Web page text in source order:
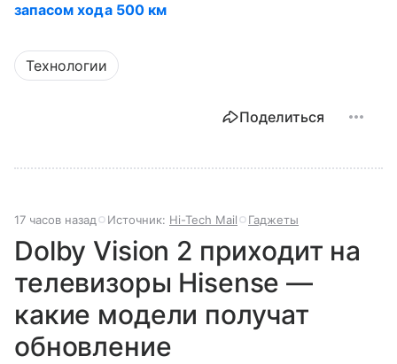
запасом хода 500 км
Технологии
Поделиться
17 часов назад Источник: Hi-Tech Mail Гаджеты
Dolby Vision 2 приходит на
телевизоры Hisense —
какие модели получат
обновление